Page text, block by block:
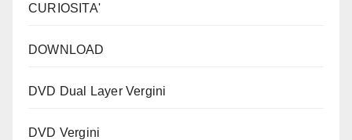
CURIOSITA'
DOWNLOAD
DVD Dual Layer Vergini
DVD Vergini